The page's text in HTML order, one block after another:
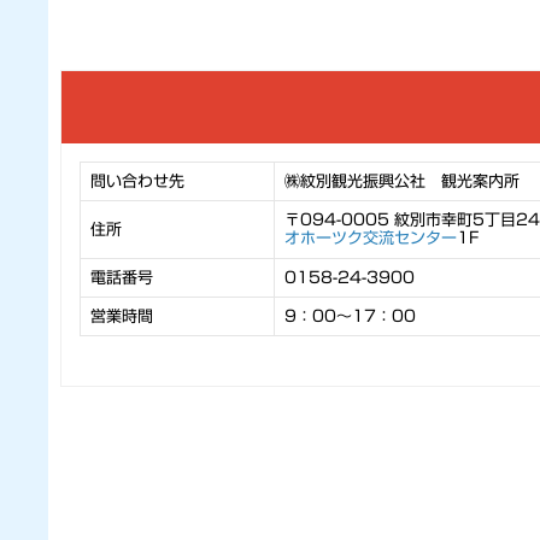
問い合わせ先 ㈱紋別観光振興公社 観光案内所
住所
〒094-0005 紋別市幸町5丁目
オホーツク交流センター1F
電話番号 0158-24-3900
営業時間 9：00～17：00